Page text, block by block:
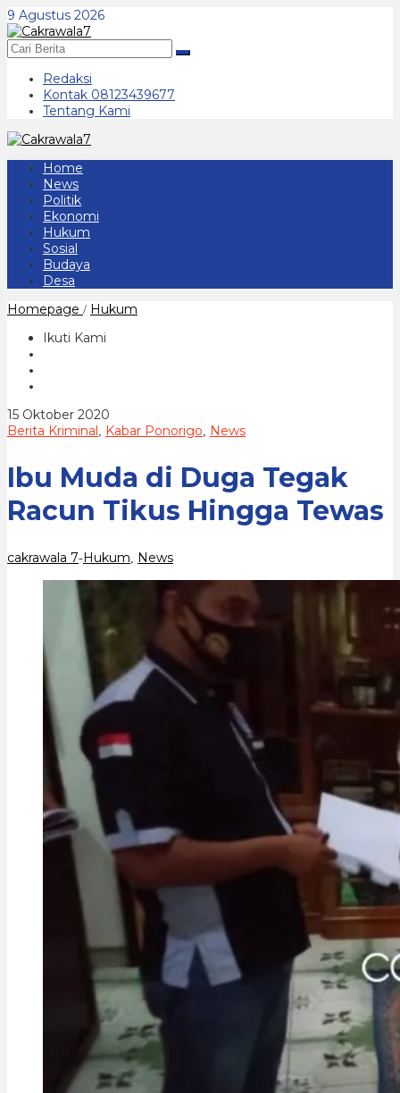
Lewati
ke
konten
9 Agustus 2026
Redaksi
Kontak 08123439677
Tentang Kami
Home
News
Politik
Ekonomi
Hukum
Sosial
Budaya
Desa
Homepage / Hukum
Ikuti Kami
15 Oktober 2020
cakrawala
Berita Kriminal, Kabar Ponorigo, News
Ibu Muda di Duga Tegak
Racun Tikus Hingga Tewas
cakrawala 7-Hukum News